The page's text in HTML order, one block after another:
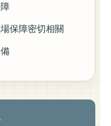
保障密切相關